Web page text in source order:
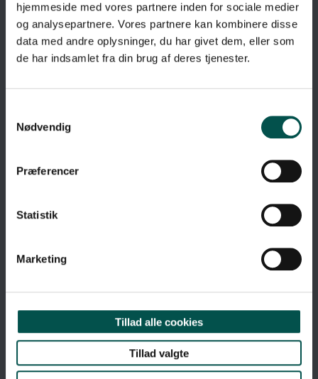
hjemmeside med vores partnere inden for sociale medier
og analysepartnere. Vores partnere kan kombinere disse
data med andre oplysninger, du har givet dem, eller som
de har indsamlet fra din brug af deres tjenester.
Nødvendig
Præferencer
Statistik
Marketing
Tillad alle cookies
Tillad valgte
GENVEJE
Om GCHSP
Webtilgængelighedserklæring
Hvad er en CAG?